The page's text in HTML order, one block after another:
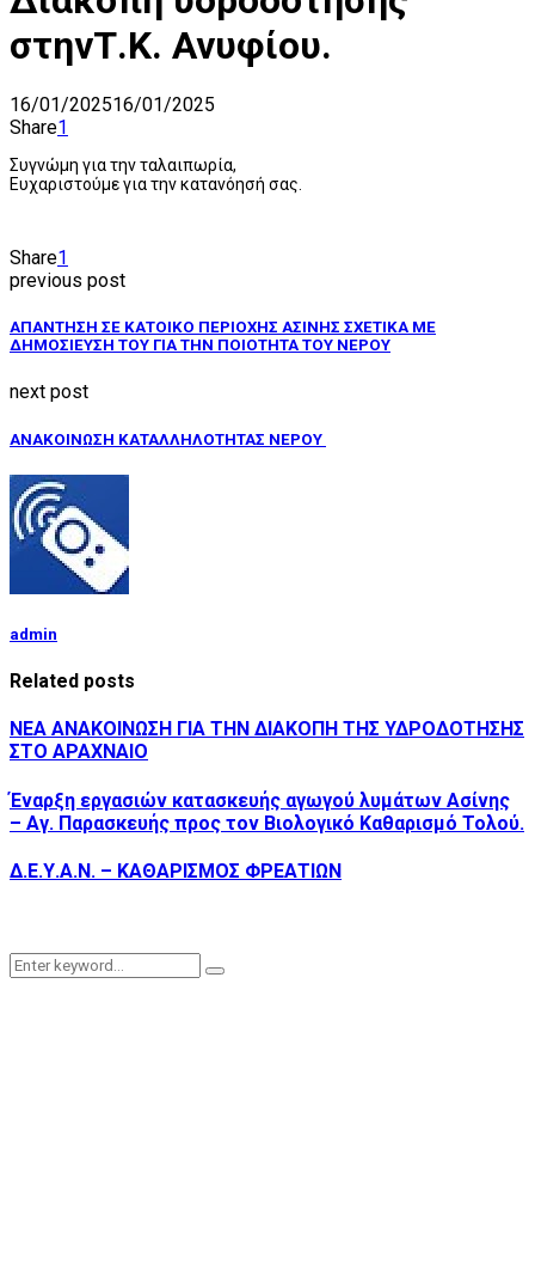
στηνΤ.Κ. Ανυφίου.
16/01/202516/01/2025
Share1
Συγνώμη για την ταλαιπωρία,
Ευχαριστούμε για την κατανόησή σας.
Share1
previous post
ΑΠΑΝΤΗΣΗ ΣΕ ΚΑΤΟΙΚΟ ΠΕΡΙΟΧΗΣ ΑΣΙΝΗΣ ΣΧΕΤΙΚΑ ΜΕ
ΔΗΜΟΣΙΕΥΣΗ ΤΟΥ ΓΙΑ ΤΗΝ ΠΟΙΟΤΗΤΑ ΤΟΥ ΝΕΡΟΥ
next post
ΑΝΑΚΟΙΝΩΣΗ ΚΑΤΑΛΛΗΛΟΤΗΤΑΣ ΝΕΡΟΥ
admin
Related posts
ΝΕΑ ΑΝΑΚΟΙΝΩΣΗ ΓΙΑ ΤΗΝ ΔΙΑΚΟΠΗ ΤΗΣ ΥΔΡΟΔΟΤΗΣΗΣ
ΣΤΟ ΑΡΑΧΝΑΙΟ
Έναρξη εργασιών κατασκευής αγωγού λυμάτων Ασίνης
– Αγ. Παρασκευής προς τον Βιολογικό Καθαρισμό Τολού.
Δ.Ε.Υ.Α.Ν. – ΚΑΘΑΡΙΣΜΟΣ ΦΡΕΑΤΙΩΝ
Search
Search